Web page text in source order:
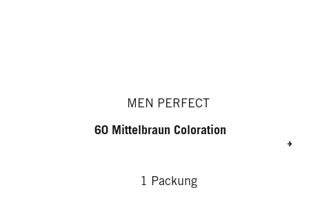
MEN PERFECT
60 Mittelbraun Coloration
1 Packung